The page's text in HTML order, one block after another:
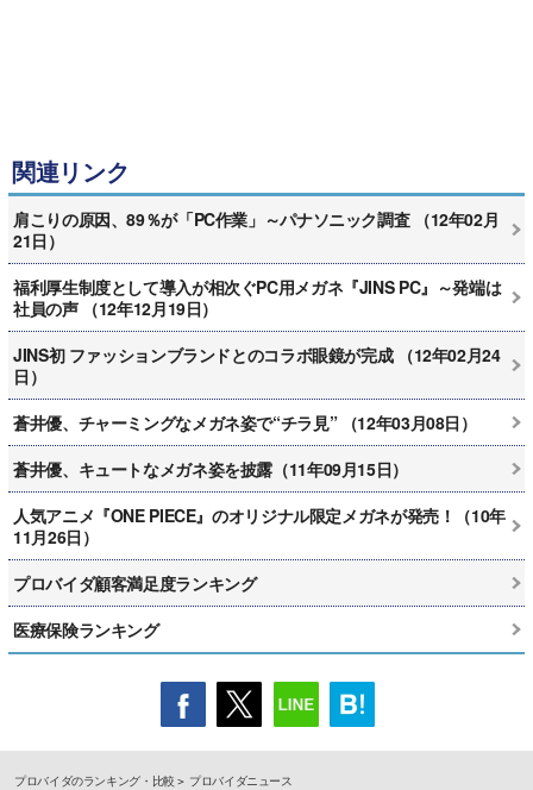
関連リンク
肩こりの原因、89％が「PC作業」～パナソニック調査 （12年02月
21日）
福利厚生制度として導入が相次ぐPC用メガネ『JINS PC』～発端は
社員の声 （12年12月19日）
JINS初 ファッションブランドとのコラボ眼鏡が完成 （12年02月24
日）
蒼井優、チャーミングなメガネ姿で“チラ見” （12年03月08日）
蒼井優、キュートなメガネ姿を披露（11年09月15日）
人気アニメ『ONE PIECE』のオリジナル限定メガネが発売！（10年
11月26日）
プロバイダ顧客満足度ランキング
医療保険ランキング
プロバイダのランキング・比較
プロバイダニュース